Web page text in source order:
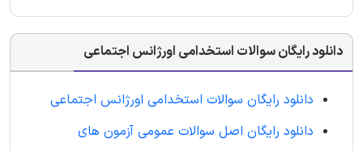
دانلود رایگان سوالات استخدامی اورژانس اجتماعی
دانلود رایگان سوالات استخدامی اورژانس اجتماعی
دانلود رایگان اصل سوالات عمومی آزمون های